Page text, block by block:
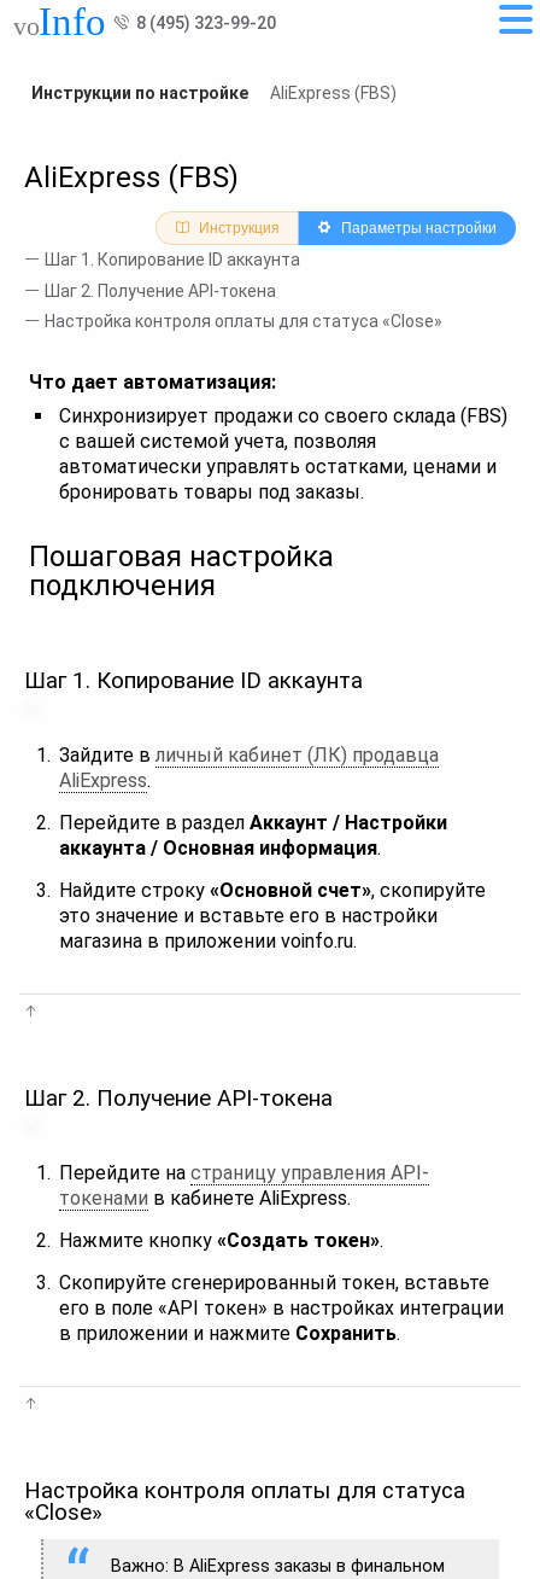
8 (495) 323-99-20
Инструкции по настройке AliExpress (FBS)
AliExpress (FBS)
Инструкция Параметры настройки
Шаг 1. Копирование ID аккаунта
Шаг 2. Получение API-токена
Настройка контроля оплаты для статуса «Close»
Что дает автоматизация:
Синхронизирует продажи со своего склада (FBS)
с вашей системой учета, позволяя
автоматически управлять остатками, ценами и
бронировать товары под заказы.
Пошаговая настройка
подключения
Шаг 1. Копирование ID аккаунта
Зайдите в личный кабинет (ЛК) продавца
AliExpress.
Перейдите в раздел Аккаунт / Настройки
аккаунта / Основная информация.
Найдите строку «Основной счет», скопируйте
это значение и вставьте его в настройки
магазина в приложении voinfo.ru.
Шаг 2. Получение API-токена
Перейдите на страницу управления API-
токенами в кабинете AliExpress.
Нажмите кнопку «Создать токен».
Скопируйте сгенерированный токен, вставьте
его в поле «API токен» в настройках интеграции
в приложении и нажмите Сохранить.
Настройка контроля оплаты для статуса
«Close»
Важно: В AliExpress заказы в финальном